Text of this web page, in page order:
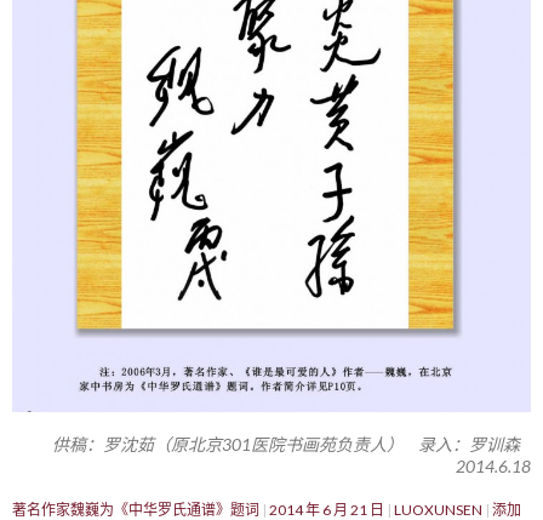
供稿：罗沈茹（原北京301医院书画苑负责人） 录入：罗训森
2014.6.18
著名作家魏巍为《中华罗氏通谱》题词 2014 年 6 月 21 日 LUOXUNSEN 添加